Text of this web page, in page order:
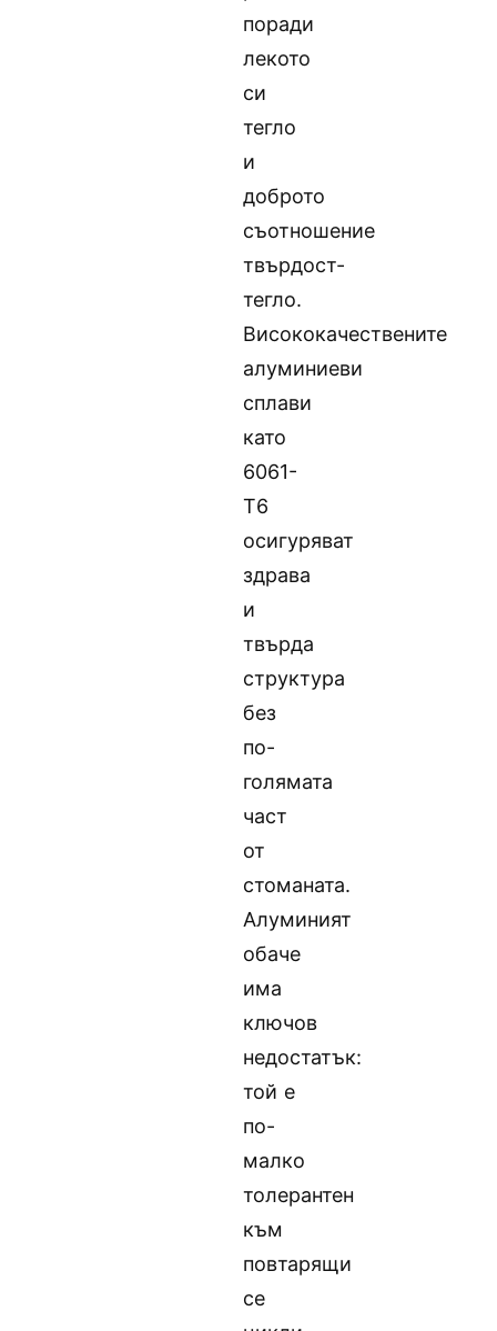
поради
лекото
си
тегло
и
доброто
съотношение
твърдост-
тегло.
Висококачествените
алуминиеви
сплави
като
6061-
T6
осигуряват
здрава
и
твърда
структура
без
по-
голямата
част
от
стоманата.
Алуминият
обаче
има
ключов
недостатък:
той е
по-
малко
толерантен
към
повтарящи
се